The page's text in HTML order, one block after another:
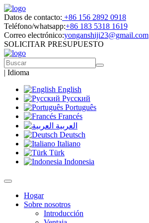
Datos de contacto: +86 156 2892 0918
Teléfono/whatsapp:+86 183 5318 1619
Correo electrónico:yonganshiji23@gmail.com
SOLICITAR PRESUPUESTO
| Idioma
English
Русский
Português
Francés
العربية
Deutsch
Italiano
Türk
Indonesia
Hogar
Sobre nosotros
Introducción